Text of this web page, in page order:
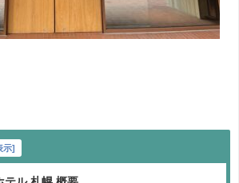
示]